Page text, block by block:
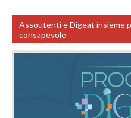
Assoutenti e Digeat insieme
consapevole